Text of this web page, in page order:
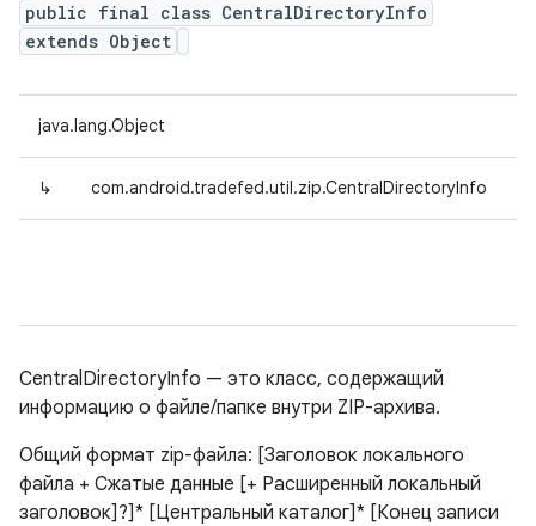
public final class CentralDirectoryInfo
extends Object
java.lang.Object
↳ com.android.tradefed.util.zip.CentralDirectoryInfo
CentralDirectoryInfo — это класс, содержащий
информацию о файле/папке внутри ZIP-архива.
Общий формат zip-файла: [Заголовок локального
файла + Сжатые данные [+ Расширенный локальный
заголовок]?]* [Центральный каталог]* [Конец записи